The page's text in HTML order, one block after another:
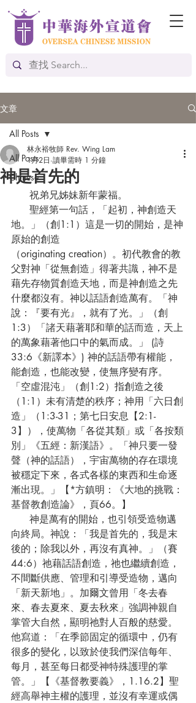
文章
All Posts
Chinese
All Posts
神是首先的
林永裕牧師 Rev. Wing Lam
1月2日 讀畢需時 1 分鐘
      祝弟兄姊妹新年蒙福。
地。」（創1:1）這是一切的開始，是神
原始的創造
（originating creation）。初代教會的教
父對神「從無創造」得著共識，神不是
藉先存物質創造天地，而是神創造之先
什麼都沒有。神以話語創造萬有。「神
說：『要有光』，就有了光。」（創
1:3）「諸天藉著耶和華的話而造，天上
的萬象藉著他口中的氣而成。」 (詩
33:6《新譯本》) 神的話語帶有權能，
能創造，也能改變，使無序變有序。
「空虛混沌」（創1:2）指創造之後
（1:1）未有清楚的秩序；神用「六日創
造」（1:3-31；第七日安息【2:1-
3】），使萬物「各從其類」或「各按類
別」《五經：新漢語》。「神只要一發
聲（神的話語），宇宙萬物的存在環境
被穩定下來，各式各樣的東西和生命逐
漸出現。」【*方鎮明：《大地的挑戰：
基督教創造論》，頁66。】
向終局。神說：「我是首先的，我是末
後的；除我以外，再沒有真神。」（賽
44:6）祂藉話語創造，祂也繼續創造，
不間斷供應、管理和引導受造物，邁向
「新天新地」。加爾文曾用「冬去春
來、春去夏來、夏去秋來」強調神親自
掌管大自然，顯明祂對人百般的慈愛。
他寫道：「在季節固定的循環中，仍有
很多的變化，以致於使我們深信每年、
每月，甚至每日都受神特殊護理的掌
管。」【《基督教要義》，1.16.2】聖
經高舉神主權的護理，並沒有幸運或偶